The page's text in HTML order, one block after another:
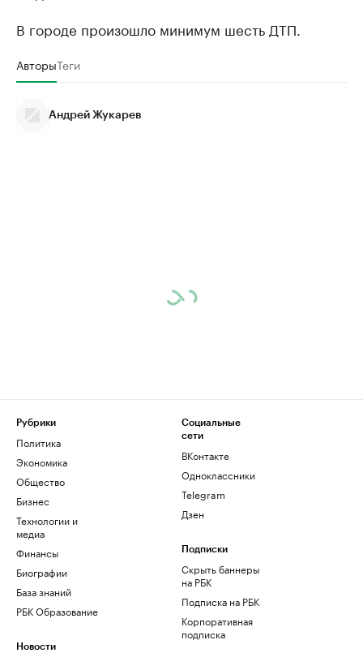
В городе произошло минимум шесть ДТП.
АвторыТеги
Андрей Жукарев
Рубрики
Политика
Экономика
Общество
Бизнес
Технологии и
медиа
Финансы
Биографии
База знаний
РБК Образование
Новости
Социальные
сети
ВКонтакте
Одноклассники
Telegram
Дзен
Подписки
Скрыть баннеры
на РБК
Подписка на РБК
Корпоративная
подписка